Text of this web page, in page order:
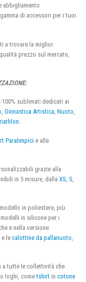
abbigliamento
di accessori per i tuoi
a trovare la miglior
prezzo sul mercato,
sublimati dedicati ai
, Ginnastica Artistica, Nuoto,
.
Paralimpici e alle
grazie alla
in 5 misure, dalla XS S
in poliestere, più
in silicone per i
e nella versione
le calottine da pallanuoto,
a tutte le collettività che
loghi, cometshirt in cotone